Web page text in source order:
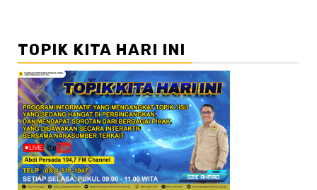
TOPIK KITA HARI INI